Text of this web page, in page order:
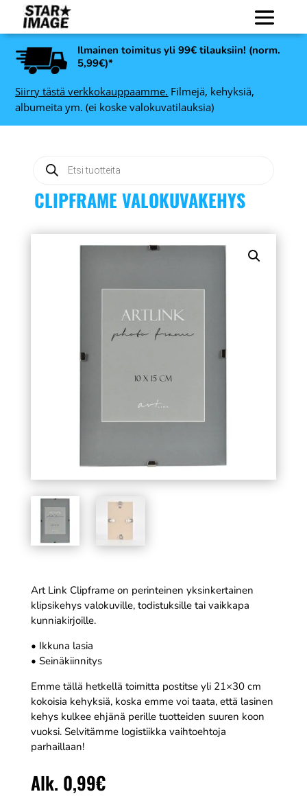
Ilmainen toimitus yli 99€ tilauksiin! (norm.
5,99€)*
Siirry tästä verkkokauppaamme. Filmejä, kehyksiä,
albumeita ym. (ei koske valokuvatilauksia)
search
CLIPFRAME VALOKUVAKEHYS
Art Link Clipframe on perinteinen yksinkertainen
klipsikehys valokuville, todistuksille tai vaikkapa
kunniakirjoille.
• Ikkuna lasia
• Seinäkiinnitys
Emme tällä hetkellä toimitta postitse yli 21×30 cm
kokoisia kehyksiä, koska emme voi taata, että lasinen
kehys kulkee ehjänä perille tuotteiden suuren koon
vuoksi. Selvitämme logistiikka vaihtoehtoja
parhaillaan!
Alk. 0,99€
Varta Longlife Power
paristo AA, 12 kpl
6,99€